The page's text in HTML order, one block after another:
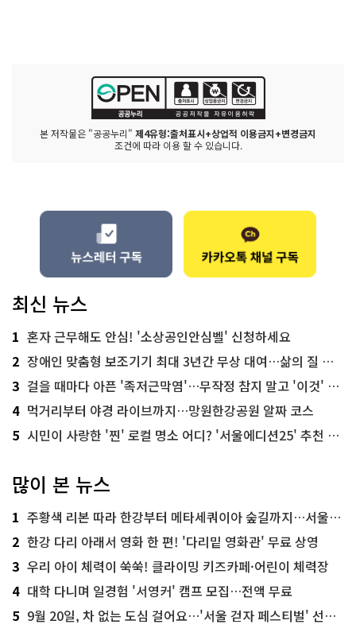
본 저작물은 "공공누리" 제4유형:출처표시+상업적 이용금지+변경금지
조건에 따라 이용 할 수 있습니다.
최신 뉴스
1 혼자 근무해도 안심! '소상공인안심벨' 신청하세요
2 장애인 맞춤형 보조기기 최대 3년간 무상 대여…삶의 질 높인다
3 걸을 때마다 아픈 '족저근막염'…무작정 참지 말고 '이것' 해보세요!
4 먹거리부터 야경 라이브까지…망원한강공원 알짜 코스
5 시민이 사랑한 '찐' 로컬 명소 어디? '서울에디션25' 추천 코스
많이 본 뉴스
1 주황색 리본 따라 한강부터 메타세쿼이아 숲길까지…서울둘레길 15코스
2 한강 다리 아래서 영화 한 편! '다리밑 영화관' 무료 상영
3 우리 아이 체력이 쑥쑥! 클라이밍 키즈카페·어린이 체력장
4 대학 다니며 일경험 '서영커' 캠프 모집…전액 무료
5 9월 20일, 차 없는 도심 걸어요…'서울 걷자 페스티벌' 선착순 5천명